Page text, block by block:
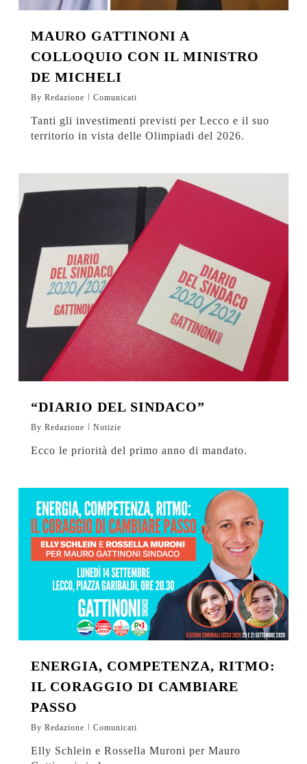
MAURO GATTINONI A
COLLOQUIO CON IL MINISTRO
DE MICHELI
By Redazione Comunicati
Tanti gli investimenti previsti per Lecco e il suo
territorio in vista delle Olimpiadi del 2026.
“DIARIO DEL SINDACO”
By Redazione Notizie
Ecco le priorità del primo anno di mandato.
ENERGIA, COMPETENZA, RITMO:
IL CORAGGIO DI CAMBIARE
PASSO
By Redazione Comunicati
Elly Schlein e Rossella Muroni per Mauro